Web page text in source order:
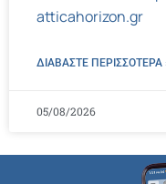
atticahorizon.gr
ΔΙΑΒΑΣΤΕ ΠΕΡΙΣΣΌΤΕΡΑ
05/08/2026